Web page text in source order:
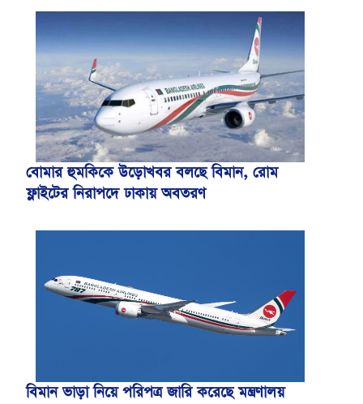
বোমার হুমকিকে উড়োখবর বলছে বিমান, রোম
ফ্লাইটের নিরাপদে ঢাকায় অবতরণ
বিমান ভাড়া নিয়ে পরিপত্র জারি করেছে মন্ত্রণালয়